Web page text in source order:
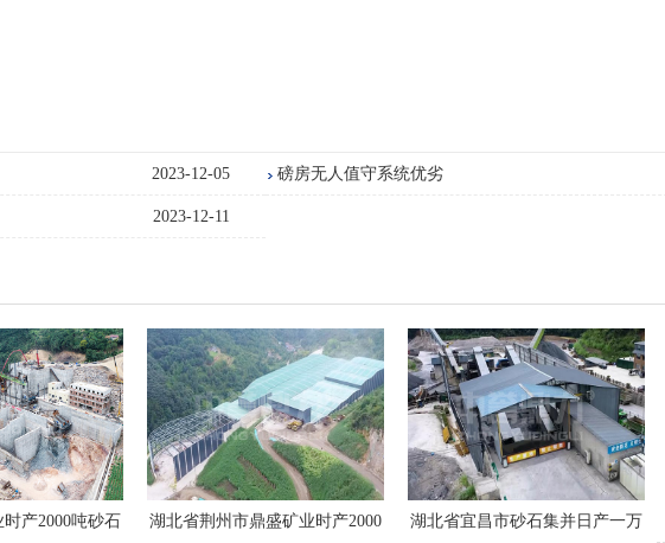
2023-12-05 磅房无人值守系统优劣
2023-12-11
产2000吨砂石 湖北省荆州市鼎盛矿业时产2000 湖北省宜昌市砂石集并日产一万